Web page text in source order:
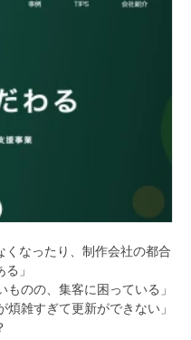
くなったり、制作会社の都合
」
ものの、集客に困っている」
煩雑すぎて更新ができない」